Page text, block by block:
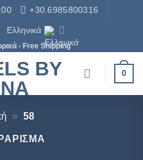
+30.6985800316
Ελληνικά
- Free Shipping
0
» 58